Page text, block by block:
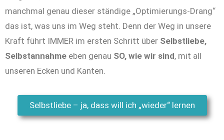
manchmal genau dieser ständige „Optimierungs-Drang“
das ist, was uns im Weg steht. Denn der Weg in unsere
Kraft führt IMMER im ersten Schritt über Selbstliebe,
Selbstannahme eben genau SO, wie wir sind, mit all
unseren Ecken und Kanten.
Selbstliebe – ja, dass will ich „wieder“ lernen